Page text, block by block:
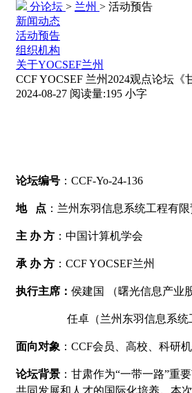
分论坛 > 兰州 > 活动预告
新闻动态
活动预告
组织机构
关于YOCSEF兰州
CCF YOCSEF 兰州2024观点论坛
2024-08-27 阅读量:195 小字
论坛编号 ： CCF-Yo-24-136
地 点 ：兰州东羽信息系统工程有
主 办 方 ：中国计算机学会
承 办 方 ： CCF YOCSEF兰州
执行主席： 侯建国 （曙光信息产业
任卓（兰州东羽信息系统
面向对象 ： CCF会员、高校、科研
论坛背景 ：甘肃作为“一带一路”重
共同发展和人才的国际化培养。本